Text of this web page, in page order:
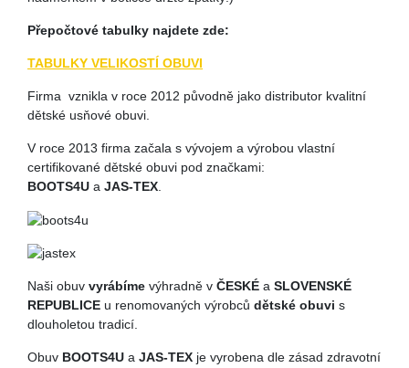
Přepočtové tabulky najdete zde:
TABULKY VELIKOSTÍ OBUVI
Firma vznikla v roce 2012 původně jako distributor kvalitní
dětské usňové obuvi.
V roce 2013 firma začala s vývojem a výrobou vlastní
certifikované dětské obuvi pod značkami:
BOOTS4U a JAS-TEX
Naši obuv vyrábíme výhradně v ČESKÉ a SLOVENSKÉ
REPUBLICE u renomovaných výrobců dětské obuvi s
dlouholetou tradicí.
Obuv BOOTS4U a JAS-TEX je vyrobena dle zásad zdravotní